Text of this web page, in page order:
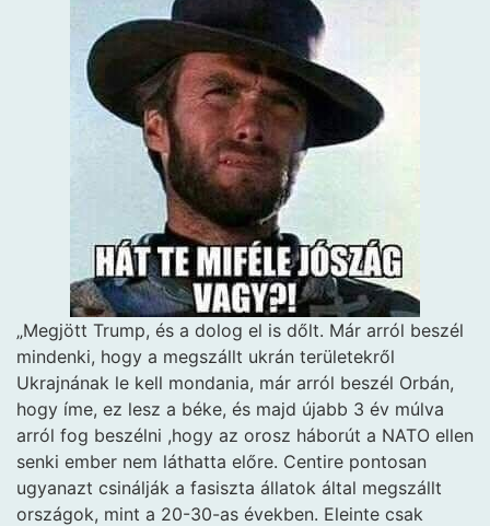
„Megjött Trump, és a dolog el is dőlt. Már arról beszél
mindenki, hogy a megszállt ukrán területekről
Ukrajnának le kell mondania, már arról beszél Orbán,
hogy íme, ez lesz a béke, és majd újabb 3 év múlva
arról fog beszélni ,hogy az orosz háborút a NATO ellen
senki ember nem láthatta előre. Centire pontosan
ugyanazt csinálják a fasiszta állatok által megszállt
országok, mint a 20-30-as években. Eleinte csak